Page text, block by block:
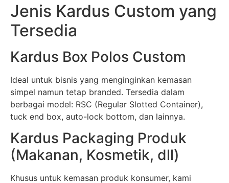
Jenis Kardus Custom yang
Tersedia
Kardus Box Polos Custom
Ideal untuk bisnis yang menginginkan kemasan
simpel namun tetap branded. Tersedia dalam
berbagai model: RSC (Regular Slotted Container),
tuck end box, auto-lock bottom, dan lainnya.
Kardus Packaging Produk
(Makanan, Kosmetik, dll)
Khusus untuk kemasan produk konsumer, kami